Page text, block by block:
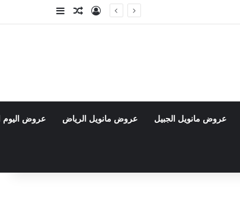
تسجيل الدخول
مقال عشوائي
إضافة عمود
عروض مانويل الجبيل عروض مانويل الرياض عروض اليوم